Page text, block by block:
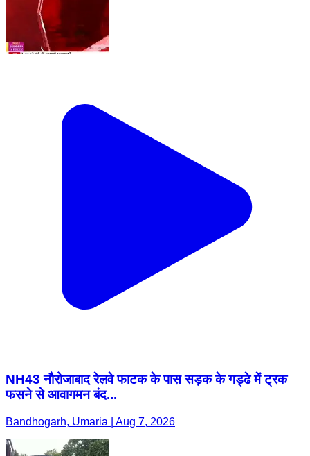
NH43 नौरोजाबाद रेलवे फाटक के पास सड़क के गड्ढे में ट्रक
फसने से आवागमन बंद...
Bandhogarh, Umaria | Aug 7, 2026